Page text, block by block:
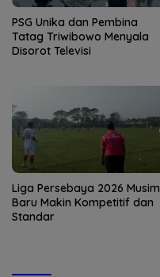
PSG Unika dan Pembina
Tatag Triwibowo Menyala
Disorot Televisi
Liga Persebaya 2026 Musim
Baru Makin Kompetitif dan
Standar